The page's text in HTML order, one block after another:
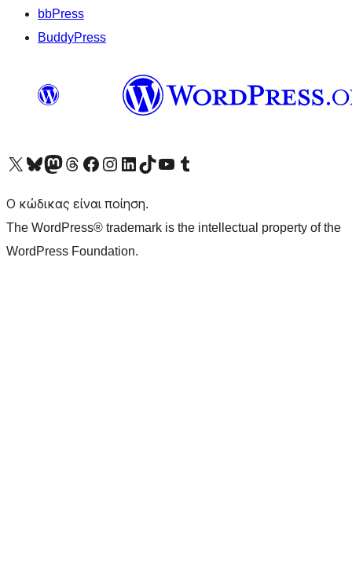
bbPress
BuddyPress
Visit our X (formerly Twitter) account
Visit our Bluesky account
Επισκεφθείτε τον λογαριασμό μας στο Mastodon
Visit our Threads account
Επισκεφτείτε τη σελίδα μας στο Facebook
Επισκεφθείτε τον λογαριασμό μας Instagram
Επισκεφθείτε τον λογαριασμό μας LinkedIn
Visit our TikTok account
Visit our YouTube channel
Visit our Tumblr account
Ο κώδικας είναι ποίηση.
The WordPress® trademark is the intellectual property of the
WordPress Foundation.